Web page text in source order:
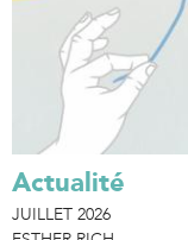
Actualité
JUILLET 2026